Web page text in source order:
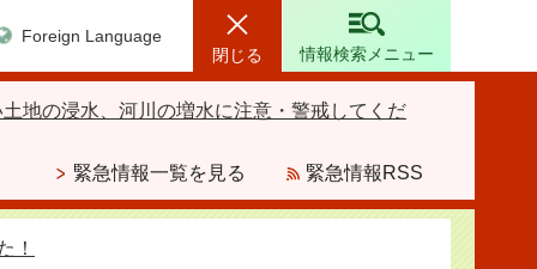
Foreign Language
閉じる
情報検索メニュー
地の浸水、河川の増水に注意・警戒してくだ
緊急情報一覧を見る 緊急情報RSS
！